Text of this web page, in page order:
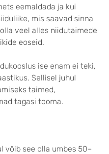
eemaldada ja kui
mis saavad sinna
veel alles niidutaimede
eoseid.
ise enam ei teki,
Sellisel juhul
taimed,
tagasi tooma.
võib see olla umbes 50–